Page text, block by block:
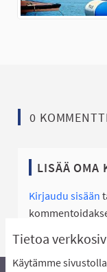
Tietoa
Käytämme
0
LISÄÄ OMA
Kirjaudu sisään